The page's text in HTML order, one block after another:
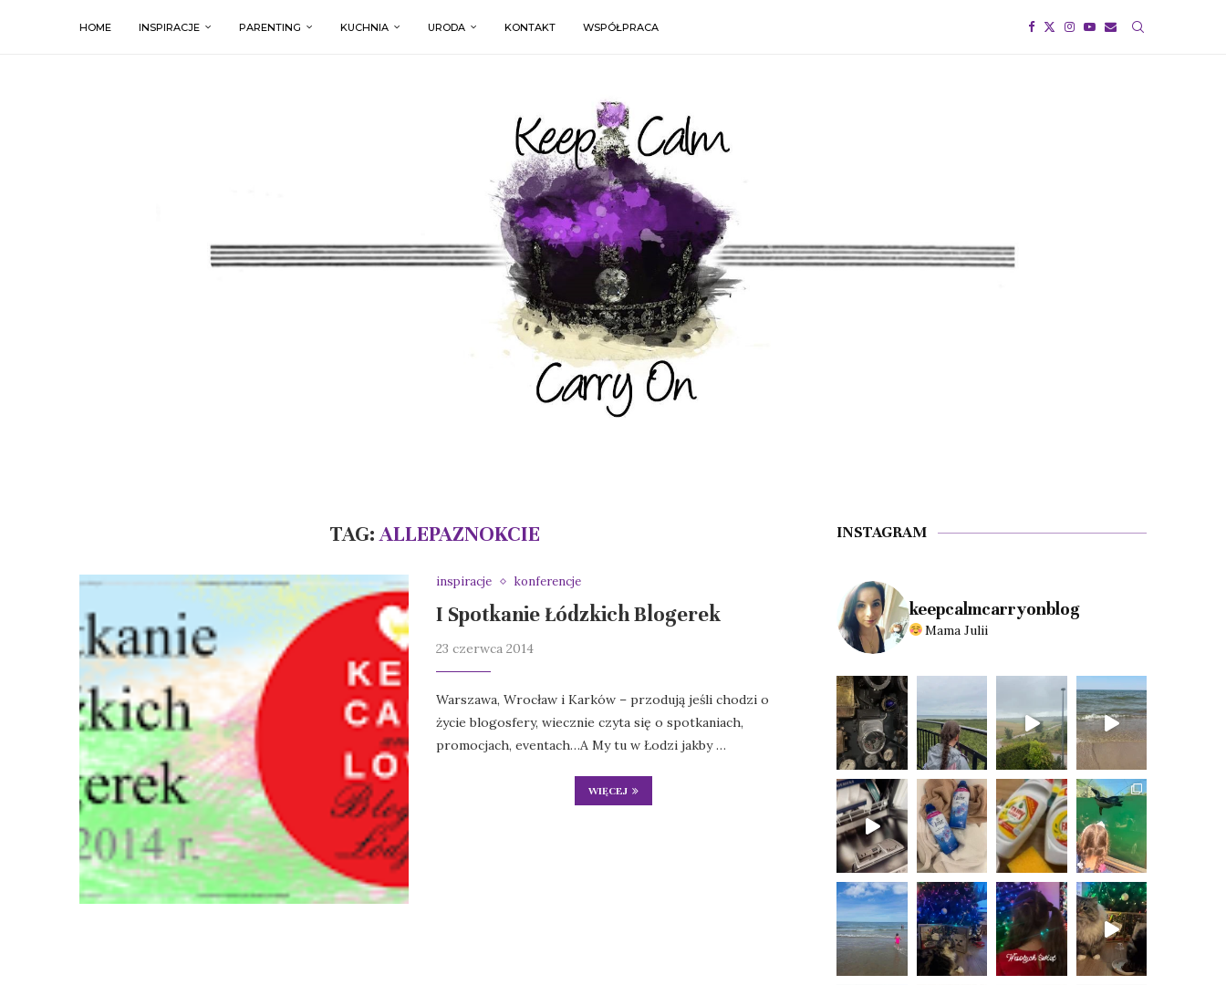
HOME INSPIRACJE PARENTING KUCHNIA URODA KONTAKT WSPÓŁPRACA
TAG:ALLEPAZNOKCIE
inspiracje konferencje
I Spotkanie Łódzkich Blogerek
23 czerwca 2014
Warszawa, Wrocław i Karków – przodują jeśli chodzi o
życie blogosfery, wiecznie czyta się o spotkaniach,
promocjach, eventach…A My tu w Łodzi jakby …
WIĘCEJ
INSTAGRAM
keepcalmcarryonblog
Mama Julii